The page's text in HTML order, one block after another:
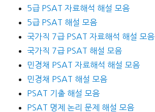
5급 PSAT 자료해석 해설 모음
5급 PSAT 해설 모음
국가직 7급 PSAT 자료해석 해설 모음
국가직 7급 PSAT 해설 모음
민경채 PSAT 자료해석 해설 모음
민경채 PSAT 해설 모음
PSAT 기출 해설 모음
PSAT 명제 논리 문제 해설 모음